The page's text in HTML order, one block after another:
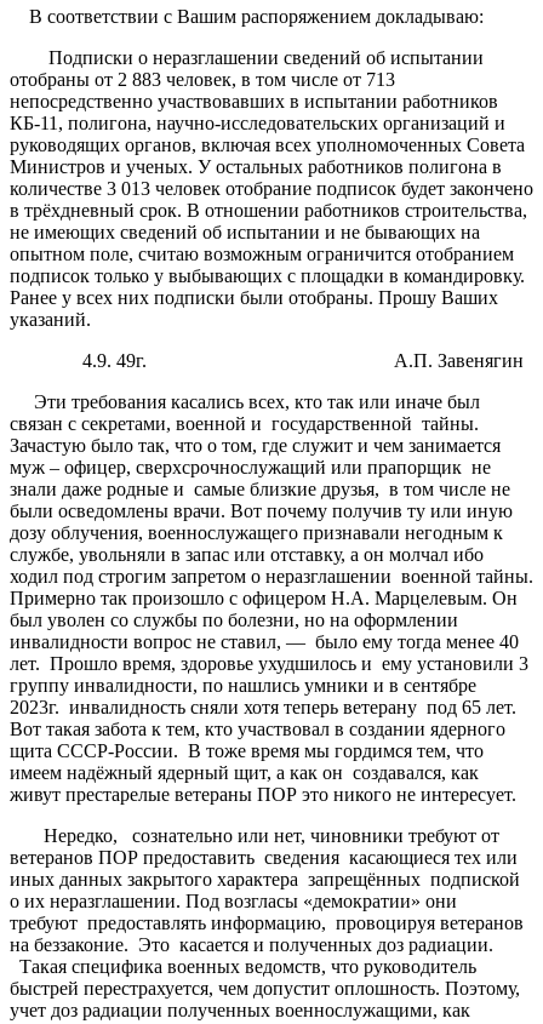
В соответствии с Вашим распоряжением докладываю:
Подписки о неразглашении сведений об испытании
отобраны от 2 883 человек, в том числе от 713
непосредственно участвовавших в испытании работников
КБ-11, полигона, научно-исследовательских организаций и
руководящих органов, включая всех уполномоченных Совета
Министров и ученых. У остальных работников полигона в
количестве 3 013 человек отобрание подписок будет закончено
в трёхдневный срок. В отношении работников строительства,
не имеющих сведений об испытании и не бывающих на
опытном поле, считаю возможным ограничится отобранием
подписок только у выбывающих с площадки в командировку.
Ранее у всех них подписки были отобраны. Прошу Ваших
указаний.
4.9. 49г. А.П. Завенягин
Эти требования касались всех, кто так или иначе был
связан с секретами, военной и государственной тайны.
Зачастую было так, что о том, где служит и чем занимается
муж – офицер, сверхсрочнослужащий или прапорщик не
знали даже родные и самые близкие друзья, в том числе не
были осведомлены врачи. Вот почему получив ту или иную
дозу облучения, военнослужащего признавали негодным к
службе, увольняли в запас или отставку, а он молчал ибо
ходил под строгим запретом о неразглашении военной тайны.
Примерно так произошло с офицером Н.А. Марцелевым. Он
был уволен со службы по болезни, но на оформлении
инвалидности вопрос не ставил, — было ему тогда менее 40
лет. Прошло время, здоровье ухудшилось и ему установили 3
группу инвалидности, по нашлись умники и в сентябре
2023г. инвалидность сняли хотя теперь ветерану под 65 лет.
Вот такая забота к тем, кто участвовал в создании ядерного
щита СССР-России. В тоже время мы гордимся тем, что
имеем надёжный ядерный щит, а как он создавался, как
живут престарелые ветераны ПОР это никого не интересует.
Нередко, сознательно или нет, чиновники требуют от
ветеранов ПОР предоставить сведения касающиеся тех или
иных данных закрытого характера запрещённых подпиской
о их неразглашении. Под возгласы «демократии» они
требуют предоставлять информацию, провоцируя ветеранов
на беззаконие. Это касается и полученных доз радиации.
Такая специфика военных ведомств, что руководитель
быстрей перестрахуется, чем допустит оплошность. Поэтому,
учет доз радиации полученных военнослужащими, как